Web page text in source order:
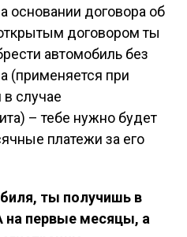
основании договора об
договором ты
автомобиль без
(применяется при
случае
– тебе нужно будет
платежи за его
ты получишь в
на первые месяцы, а